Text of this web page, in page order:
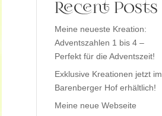
Recent Posts
Meine neueste Kreation:
Adventszahlen 1 bis 4 –
Perfekt für die Adventszeit!
Exklusive Kreationen jetzt im
Barenberger Hof erhältlich!
Meine neue Webseite